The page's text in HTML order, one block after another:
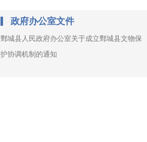
政府办公室文件
鄄城县人民政府办公室关于成立鄄城县文物保
护协调机制的通知